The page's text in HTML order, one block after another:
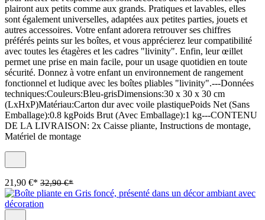
plairont aux petits comme aux grands. Pratiques et lavables, elles
sont également universelles, adaptées aux petites parties, jouets et
autres accessoires. Votre enfant adorera retrouver ses chiffres
préférés peints sur les boîtes, et vous apprécierez leur compatibilité
avec toutes les étagères et les cadres "livinity". Enfin, leur œillet
permet une prise en main facile, pour un usage quotidien en toute
sécurité. Donnez à votre enfant un environnement de rangement
fonctionnel et ludique avec les boîtes pliables "livinity".---Données
techniques:Couleurs:Bleu-grisDimensions:30 x 30 x 30 cm
(LxHxP)Matériau:Carton dur avec voile plastiquePoids Net (Sans
Emballage):0.8 kgPoids Brut (Avec Emballage):1 kg---CONTENU
DE LA LIVRAISON: 2x Caisse pliante, Instructions de montage,
Matériel de montage
21,90 €* 32,90 €*